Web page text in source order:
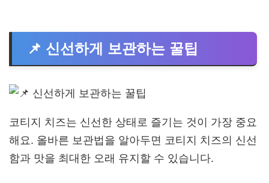
📌 신선하게 보관하는 꿀팁
코티지 치즈는 신선한 상태로 즐기는 것이 가장 중요
해요. 올바른 보관법을 알아두면 코티지 치즈의 신선
함과 맛을 최대한 오래 유지할 수 있습니다.